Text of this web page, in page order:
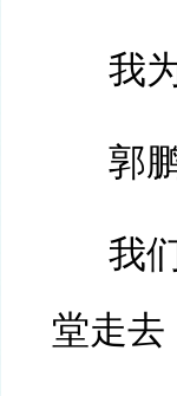
我
郭
我
堂走去